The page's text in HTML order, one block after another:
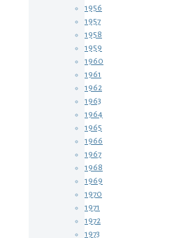
1956
1957
1958
1959
1960
1961
1962
1963
1964
1965
1966
1967
1968
1969
1970
1971
1972
1973